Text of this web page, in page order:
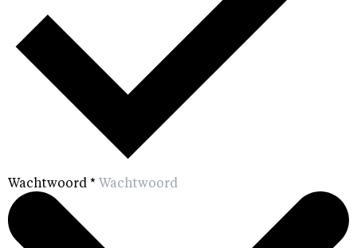
Wachtwoord *